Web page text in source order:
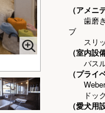
（アメニ
歯磨き
ブ
スリッ
（室内設
バスル
（プライ
Weber
ドック
（愛犬用